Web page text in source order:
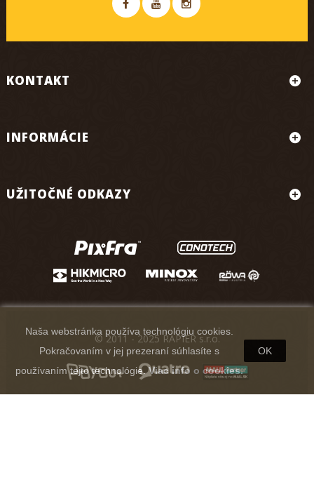
KONTAKT
INFORMÁCIE
UŽITOČNÉ ODKAZY
Naša webstránka používa technológiu cookies.
Pokračovaním v jej prezeraní súhlasíte s
používaním tejto technológie.Viac info o cookies.
OK
© 2011 - 2025 RAPIER s.r.o.